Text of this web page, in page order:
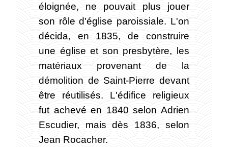
éloignée, ne pouvait plus jouer
son rôle d'église paroissiale. L'on
décida, en 1835, de construire
une église et son presbytère, les
matériaux provenant de la
démolition de Saint-Pierre devant
être réutilisés. L'édifice religieux
fut achevé en 1840 selon Adrien
Escudier, mais dès 1836, selon
Jean Rocacher.